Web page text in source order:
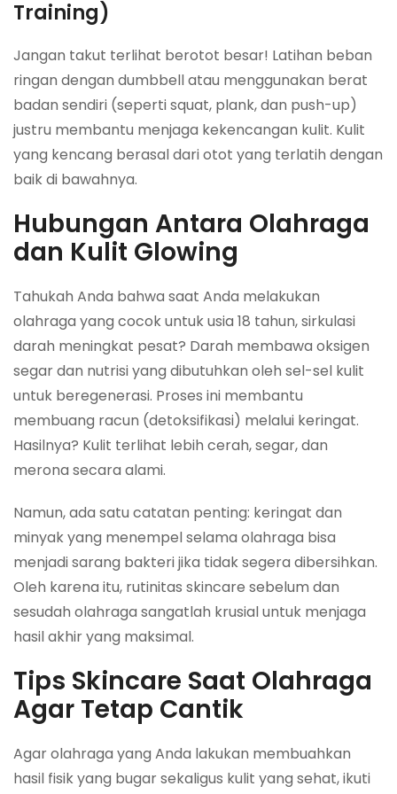
Training)
Jangan takut terlihat berotot besar! Latihan beban
ringan dengan dumbbell atau menggunakan berat
badan sendiri (sepertisquat, plank, dan push-up)
justru membantu menjaga kekencangan kulit. Kulit
yang kencang berasal dari otot yang terlatih dengan
baik di bawahnya.
Hubungan Antara Olahraga
dan Kulit Glowing
Tahukah Anda bahwa saat Anda melakukan
olahraga yang cocok untuk usia 18 tahun, sirkulasi
darah meningkat pesat? Darah membawa oksigen
segar dan nutrisi yang dibutuhkan oleh sel-sel kulit
untuk beregenerasi. Proses ini membantu
membuang racun (detoksifikasi) melalui keringat.
Hasilnya? Kulit terlihat lebih cerah, segar, dan
merona secara alami.
Namun, ada satu catatan penting: keringat dan
minyak yang menempel selama olahraga bisa
menjadi sarang bakteri jika tidak segera dibersihkan.
Oleh karena itu, rutinitas skincare sebelum dan
sesudah olahraga sangatlah krusial untuk menjaga
hasil akhir yang maksimal.
Tips Skincare Saat Olahraga
Agar Tetap Cantik
Agar olahraga yang Anda lakukan membuahkan
hasil fisik yang bugar sekaligus kulit yang sehat, ikuti